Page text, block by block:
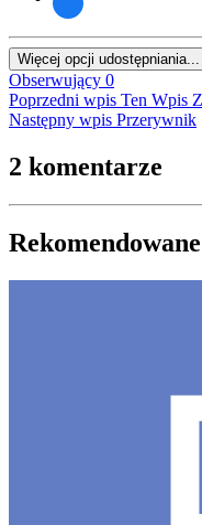
Więcej opcji udostępniania...
Obserwujący 0
Poprzedni wpis Ten Wpis
Następny wpis Przerywnik
2 komentarze